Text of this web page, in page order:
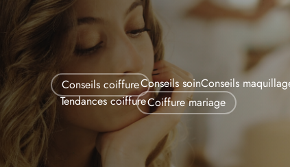
Conseils coiffureConseils soinConseils
Tendances coiffureCoiffure mariage